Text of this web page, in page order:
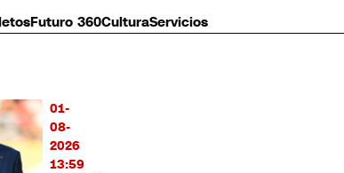
Futuro 360CulturaServicios
01-
08-
2026
13:59